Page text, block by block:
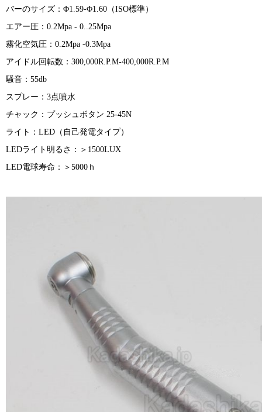
バーのサイズ：Φ1.59-Φ1.60（ISO標準）
エアー圧：0.2Mpa - 0..25Mpa
霧化空気圧：0.2Mpa -0.3Mpa
アイドル回転数：300,000R.P.M-400,000R.P.M
騒音：55db
スプレー：3点噴水
チャック：プッシュボタン 25-45N
ライト：LED（自己発電タイプ）
LEDライト明るさ：＞1500LUX
LED電球寿命：＞5000ｈ